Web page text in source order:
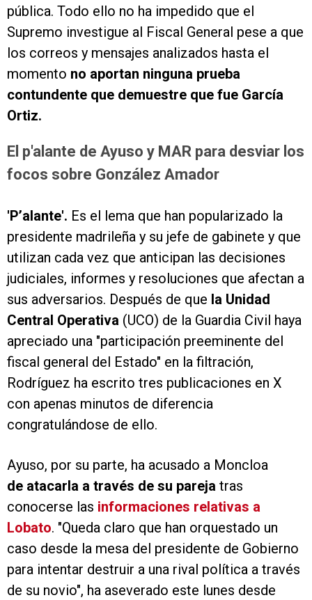
pública. Todo ello no ha impedido que el
Supremo investigue al Fiscal General pese a que
los correos y mensajes analizados hasta el
momento no aportan ninguna prueba
contundente que demuestre que fue García
Ortiz.
El p'alante de Ayuso y MAR para desviar los
focos sobre González Amador
'P’alante'. Es el lema que han popularizado la
presidente madrileña y su jefe de gabinete y que
utilizan cada vez que anticipan las decisiones
judiciales, informes y resoluciones que afectan a
sus adversarios. Después de que la Unidad
Central Operativa (UCO) de la Guardia Civil haya
apreciado una "participación preeminente del
fiscal general del Estado" en la filtración,
Rodríguez ha escrito tres publicaciones en X
con apenas minutos de diferencia
congratulándose de ello.
Ayuso, por su parte, ha acusado a Moncloa
de atacarla a través de su pareja tras
conocerse las informaciones relativas a
Lobato. "Queda claro que han orquestado un
caso desde la mesa del presidente de Gobierno
para intentar destruir a una rival política a través
de su novio", ha aseverado este lunes desde